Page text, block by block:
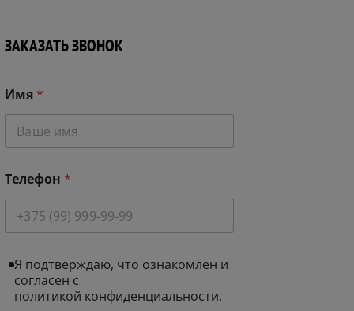
ЗАКАЗАТЬ ЗВОНОК
Имя *
Телефон *
С
СЯ подтверждаю, что ознакомлен и
согласен с
политикой конфиденциальности.